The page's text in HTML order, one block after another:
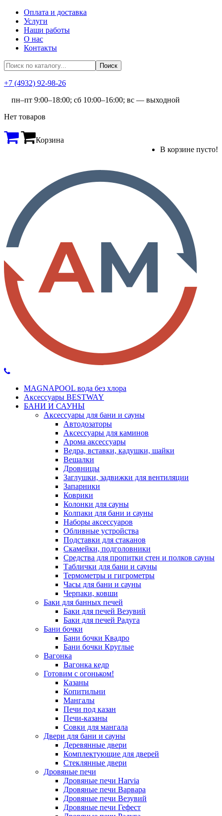
Оплата и доставка
Услуги
Наши работы
О нас
Контакты
+7 (4932) 92-98-26
пн–пт 9:00–18:00; сб 10:00–16:00; вс — выходной
Нет товаров
Корзина
В корзине пусто!
MAGNAPOOL вода без хлора
Аксессуары BESTWAY
БАНИ И САУНЫ
Аксессуары для бани и сауны
Автодозаторы
Аксессуары для каминов
Арома аксессуары
Ведра, вставки, кадушки, шайки
Вешалки
Дровницы
Заглушки, задвижки для вентиляции
Запарники
Коврики
Колонки для сауны
Колпаки для бани и сауны
Наборы аксессуаров
Обливные устройства
Подставки для стаканов
Скамейки, подголовники
Средства для пропитки стен и полков сауны
Таблички для бани и сауны
Термометры и гигрометры
Часы для бани и сауны
Черпаки, ковши
Баки для банных печей
Баки для печей Везувий
Баки для печей Радуга
Бани бочки
Бани бочки Квадро
Бани бочки Круглые
Вагонка
Вагонка кедр
Готовим с огоньком!
Казаны
Копитильни
Мангалы
Печи под казан
Печи-казаны
Совки для мангала
Двери для бани и сауны
Деревянные двери
Комплектующие для дверей
Стеклянные двери
Дровяные печи
Дровяные печи Harvia
Дровяные печи Варвара
Дровяные печи Везувий
Дровяные печи Гефест